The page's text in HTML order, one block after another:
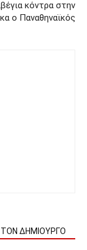
κόντρα στην
ο Παναθηναϊκός
ΔΗΜΙΟΥΡΓΟ